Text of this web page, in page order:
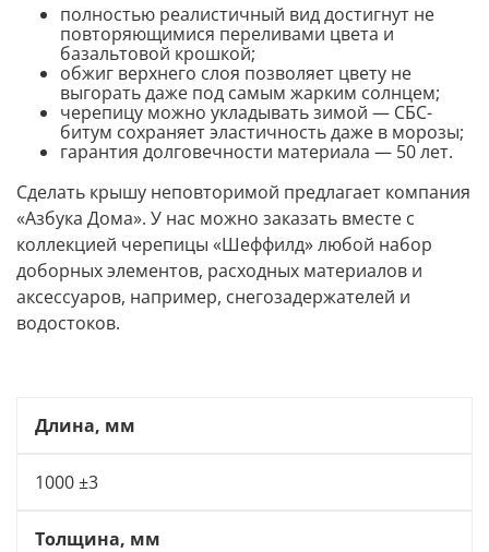
полностью реалистичный вид достигнут не
повторяющимися переливами цвета и
базальтовой крошкой;
обжиг верхнего слоя позволяет цвету не
выгорать даже под самым жарким солнцем;
черепицу можно укладывать зимой — СБС-
битум сохраняет эластичность даже в морозы;
гарантия долговечности материала — 50 лет.
Сделать крышу неповторимой предлагает компания
«Азбука Дома». У нас можно заказать вместе с
коллекцией черепицы «Шеффилд» любой набор
доборных элементов, расходных материалов и
аксессуаров, например, снегозадержателей и
водостоков.
Длина, мм
1000 ±3
Толщина, мм